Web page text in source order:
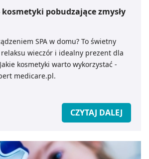
kosmetyki pobudzające zmysły
SPA w domu? To świetny
relaksu wieczór i idealny prezent dla
kosmetyki warto wykorzystać -
medicare.pl.
CZYTAJ DALEJ